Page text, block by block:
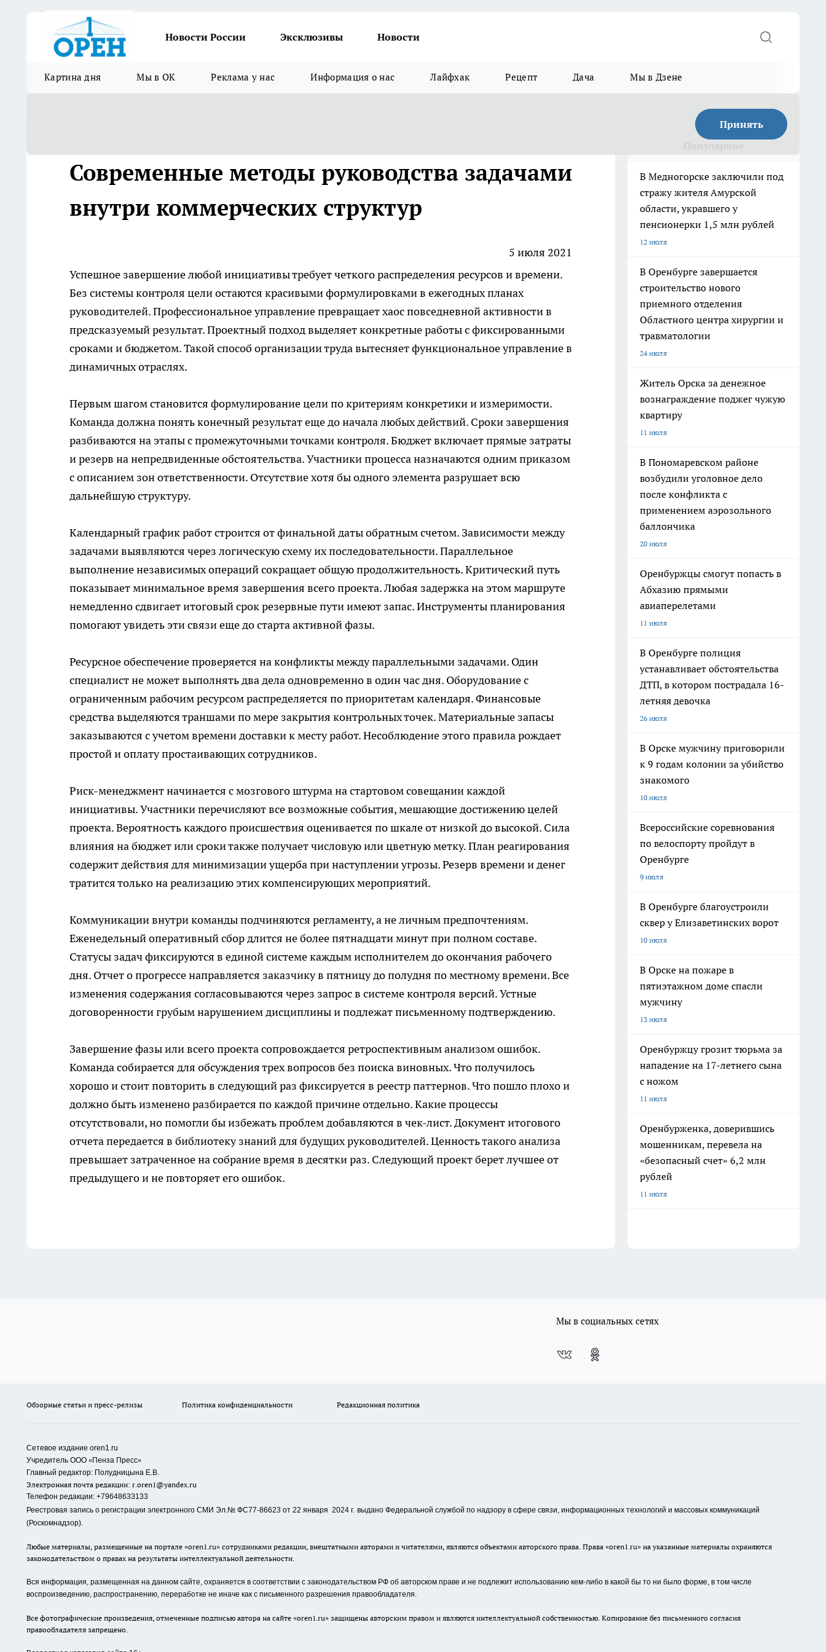
Новости России Эксклюзивы Новости
Картина дня Мы в ОК Реклама у нас Информация о нас Лайфхак Рецепт Дача Мы в Дзене
Принять
Современные методы руководства задачами
внутри коммерческих структур
5 июля 2021
Успешное завершение любой инициативы требует четкого распределения ресурсов и времени.
Без системы контроля цели остаются красивыми формулировками в ежегодных планах
руководителей. Профессиональное управление превращает хаос повседневной активности в
предсказуемый результат. Проектный подход выделяет конкретные работы с фиксированными
сроками и бюджетом. Такой способ организации труда вытесняет функциональноеуправлениев
динамичных отраслях.
Первым шагом становится формулирование цели по критериям конкретики и измеримости.
Команда должна понять конечный результат еще до начала любых действий. Сроки завершения
разбиваются на этапы с промежуточными точками контроля. Бюджет включает прямые затраты
и резерв на непредвиденные обстоятельства. Участники процесса назначаются одним приказом
с описанием зон ответственности. Отсутствие хотя бы одного элемента разрушает всю
дальнейшую структуру.
Календарный график работ строится от финальной даты обратным счетом. Зависимости между
задачами выявляются через логическую схему их последовательности. Параллельное
выполнение независимых операций сокращает общую продолжительность. Критический путь
показывает минимальное время завершения всего проекта. Любая задержка на этом маршруте
немедленно сдвигает итоговый срок резервные пути имеют запас. Инструменты планирования
помогают увидеть эти связи еще до старта активной фазы.
Ресурсное обеспечение проверяется на конфликты между параллельными задачами. Один
специалист не может выполнять два дела одновременно в один час дня. Оборудование с
ограниченным рабочим ресурсом распределяется по приоритетам календаря. Финансовые
средства выделяются траншами по мере закрытия контрольных точек. Материальные запасы
заказываются с учетом времени доставки к месту работ. Несоблюдение этого правила рождает
простой и оплату простаивающих сотрудников.
Риск-менеджмент начинается с мозгового штурма на стартовом совещании каждой
инициативы. Участники перечисляют все возможные события, мешающие достижению целей
проекта. Вероятность каждого происшествия оценивается по шкале от низкой до высокой. Сила
влияния на бюджет или сроки также получает числовую или цветную метку. План реагирования
содержит действия для минимизации ущерба при наступлении угрозы. Резерв времени и денег
тратится только на реализацию этих компенсирующих мероприятий.
Коммуникации внутри команды подчиняются регламенту, а не личным предпочтениям.
Еженедельный оперативный сбор длится не более пятнадцати минут при полном составе.
Статусы задач фиксируются в единой системе каждым исполнителем до окончания рабочего
дня. Отчет о прогрессе направляется заказчику в пятницу до полудня по местному времени. Все
изменения содержания согласовываются через запрос в системе контроля версий. Устные
договоренности грубым нарушением дисциплины и подлежат письменному подтверждению.
Завершение фазы или всего проекта сопровождается ретроспективным анализом ошибок.
Команда собирается для обсуждения трех вопросов без поиска виновных. Что получилось
хорошо и стоит повторить в следующий раз фиксируется в реестр паттернов. Что пошло плохо и
должно быть изменено разбирается по каждой причине отдельно. Какие процессы
отсутствовали, но помогли бы избежать проблем добавляются в чек-лист. Документ итогового
отчета передается в библиотеку знаний для будущих руководителей. Ценность такого анализа
превышает затраченное на собрание время в десятки раз. Следующий проект берет лучшее от
предыдущего и не повторяет его ошибок.
В Медногорске заключили под
стражу жителя Амурской
области, укравшего у
пенсионерки 1,5 млн рублей
12 июля
В Оренбурге завершается
строительство нового
приемного отделения
Областного центра хирургии и
травматологии
24 июля
Житель Орска за денежное
вознаграждение поджег чужую
квартиру
11 июля
В Пономаревском районе
возбудили уголовное дело
после конфликта с
применением аэрозольного
баллончика
20 июля
Оренбуржцы смогут попасть в
Абхазию прямыми
авиаперелетами
11 июля
В Оренбурге полиция
устанавливает обстоятельства
ДТП, в котором пострадала 16-
летняя девочка
26 июля
В Орске мужчину приговорили
к 9 годам колонии за убийство
знакомого
10 июля
Всероссийские соревнования
по велоспорту пройдут в
Оренбурге
9 июля
В Оренбурге благоустроили
сквер у Елизаветинских ворот
10 июля
В Орске на пожаре в
пятиэтажном доме спасли
мужчину
13 июля
Оренбуржцу грозит тюрьма за
нападение на 17-летнего сына
с ножом
11 июля
Оренбурженка, доверившись
мошенникам, перевела на
«безопасный счет» 6,2 млн
рублей
11 июля
Мы в социальных сетях
Обзорные статьи и пресс-релизы Политика конфиденциальности Редакционная политика
Сетевое издание oren1.ru
Учредитель ООО «Пенза Пресс»
Главный редактор: Полудницына Е.В.
Электронная почта редакции: r.oren1@yandex.ru
Телефон редакции: +79648633133
Реестровая запись о регистрации электронного СМИ Эл.№ ФС77-86623 от 22 января 2024 г. выдано Федеральной службой по надзору в сфере связи, информационных технологий и массовых коммуникаций
(Роскомнадзор).
Любые материалы, размещенные на портале «oren1.ru» сотрудниками редакции, внештатными авторами и читателями, являются объектами авторского права. Права «oren1.ru» на указанные материалы охраняются
законодательством о правах на результаты интеллектуальной деятельности.
Вся информация, размещенная на данном сайте, охраняется в соответствии с законодательством РФ об авторском праве и не подлежит использованию кем-либо в какой бы то ни было форме, в том числе
воспроизведению, распространению, переработке не иначе как с письменного разрешения правообладателя.
Все фотографические произведения, отмеченные подписью автора на сайте «oren1.ru» защищены авторским правом и являются интеллектуальной собственностью. Копирование без письменного согласия
правообладателя запрещено.